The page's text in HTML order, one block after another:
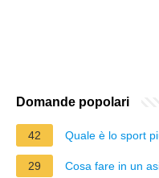
Domande popolari
42 Quale è lo sport
29 Cosa fare in un